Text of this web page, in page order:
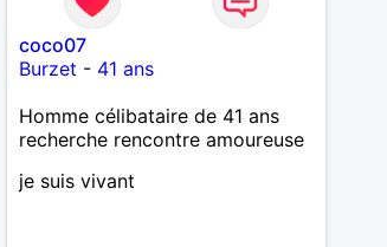
coco07
Burzet - 41 ans
Homme célibataire de 41 ans
recherche rencontre amoureuse
je suis vivant